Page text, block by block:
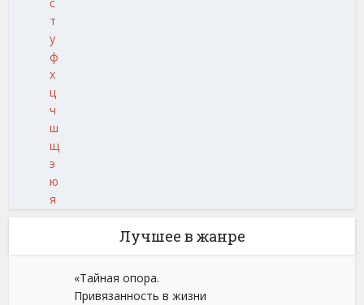
т
у
ф
х
ц
ч
ш
щ
э
ю
я
Лучшее в жанре
«Тайная опора.
Привязанность в жизни